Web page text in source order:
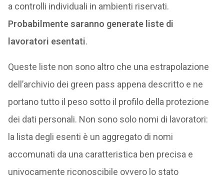
a controlli individuali in ambienti riservati.
Probabilmente saranno generate liste di
lavoratori esentati.
Queste liste non sono altro che una estrapolazione
dell’archivio dei green pass appena descritto e ne
portano tutto il peso sotto il profilo della protezione
dei dati personali. Non sono solo nomi di lavoratori:
la lista degli esenti è un aggregato di nomi
accomunati da una caratteristica ben precisa e
univocamente riconoscibile ovvero lo stato